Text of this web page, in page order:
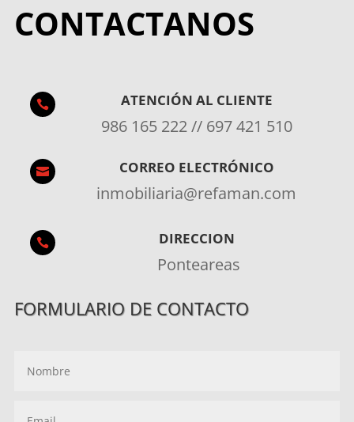
CONTACTANOS
 ATENCIÓN AL CLIENTE
986 165 222 // 697 421 510
 CORREO ELECTRÓNICO
inmobiliaria@refaman.com
 DIRECCION
Ponteareas
FORMULARIO DE CONTACTO